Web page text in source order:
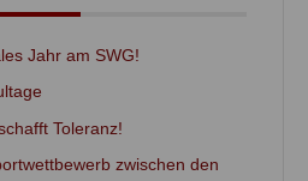
Jahr am SWG!
Toleranz!
zwischen den